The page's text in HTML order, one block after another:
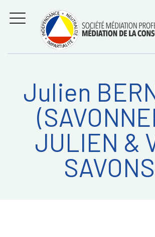
Régler les litiges
entre
consommateurs et
professionnels avec
la médiation de la
consommation
MENU
Recherche
sur:
Julien
JULIEN &